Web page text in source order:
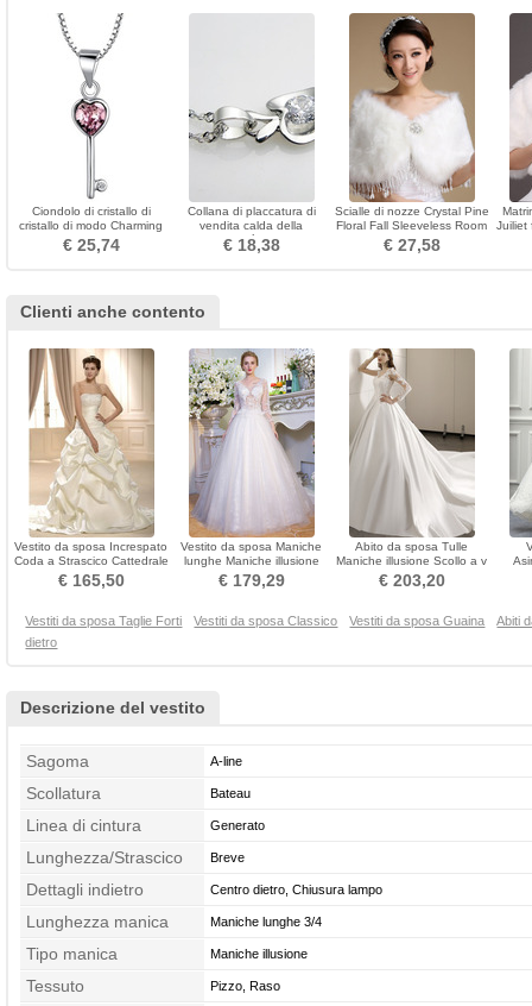
Ciondolo di cristallo di
cristallo di modo Charming
Ciondolo di cristallo
€ 25,74
Collana di placcatura di
vendita calda della
personalità di Apple
€ 18,38
Scialle di nozze Crystal Pine
Floral Fall Sleeveless Room
€ 27,58
Juiliet
Clienti anche contento
Vestito da sposa Increspato
Coda a Strascico Cattedrale
Senza maniche
€ 165,50
Vestito da sposa Maniche
lunghe Maniche illusione
Sexy A-line
€ 179,29
Abito da sposa Tulle
Maniche illusione Scollo a v
Puro Back A-line
€ 203,20
Vestiti da sposa Taglie Forti Vestiti da sposa Classico Vestiti da sposa Guaina
Abiti
dietro
Descrizione del vestito
Sagoma A-line
Scollatura Bateau
Linea di cintura Generato
Lunghezza/Strascico Breve
Dettagli indietro Centro dietro, Chiusura lampo
Lunghezza manica Maniche lunghe 3/4
Tipo manica Maniche illusione
Tessuto Pizzo, Raso